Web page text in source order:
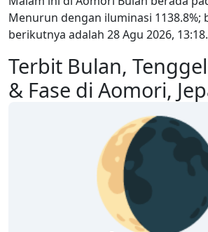
Terbit Bulan,
& Fase di Aomori,
Menurun dengan iluminasi 1138.8%;
berikutnya adalah 28 Agu 2026, 13:18.